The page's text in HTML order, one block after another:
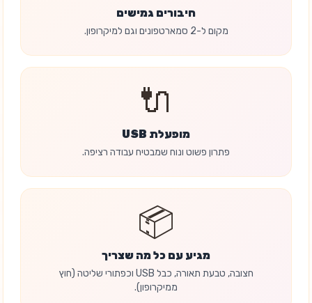
חיבורים גמישים
מקום ל-2 סמארטפונים וגם למיקרופון.
🔌
מופעלת USB
פתרון פשוט ונוח שמבטיח עבודה רציפה.
📦
מגיע עם כל מה שצריך
חצובה, טבעת תאורה, כבל USB וכפתורי שליטה (חוץ
ממיקרופון).